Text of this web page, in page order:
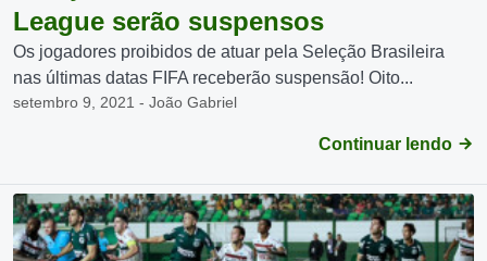
League serão suspensos
Os jogadores proibidos de atuar pela Seleção Brasileira
nas últimas datas FIFA receberão suspensão! Oito...
setembro 9, 2021 - João Gabriel
Continuar lendo